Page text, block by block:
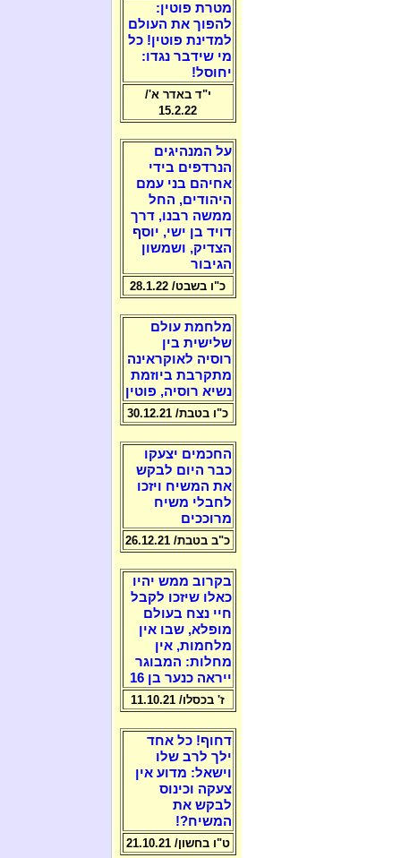
מטרת פוטין:
להפוך את העולם
למדינת פוטין! כל
מי שידבר נגדו:
יחוסל!
י"ד באדר א'/
15.2.22
על המנהיגים
הנרדפים בידי
אחיהם בני עמם
היהודים, החל
ממשה רבנו, דרך
דויד בן ישי, יוסף
הצדיק, ושמשון
הגיבור
כ"ו בשבט/ 28.1.22
מלחמת עולם
שלישית בין
רוסיה לאוקראינה
מתקרבת ביוזמת
נשיא רוסיה, פוטין
כ"ו בטבת/ 30.12.21
החכמים יצעקו
כבר היום לבקש
את המשיח ויזכו
לחבלי משיח
מרוככים
כ"ב בטבת/ 26.12.21
בקרוב ממש יהיו
כאלו שיזכו לקבל
חיי נצח בעולם
מופלא, שבו אין
מלחמות, אין
מחלות: המבוגר
ייראה כנער בן 16
ז' בכסלו/ 11.10.21
דחוף! כל אחד
ילך לרב שלו
וישאל: מדוע אין
צעקה וכינוס
לבקש את
המשיח?!
ט"ו בחשון/ 21.10.21